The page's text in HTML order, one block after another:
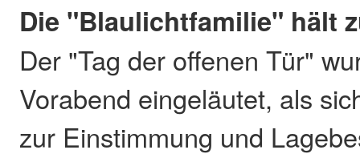
Die "Blaulichtfamilie" hält
Der "Tag der offenen Tür"
Vorabend eingeläutet, als
zur Einstimmung und